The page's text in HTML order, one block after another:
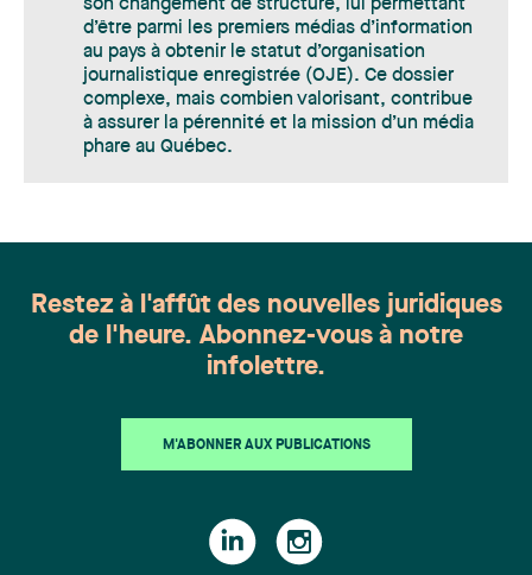
son changement de structure, lui permettant
d’être parmi les premiers médias d’information
au pays à obtenir le statut d’organisation
journalistique enregistrée (OJE). Ce dossier
complexe, mais combien valorisant, contribue
à assurer la pérennité et la mission d’un média
phare au Québec.
Restez à l'affût des nouvelles juridiques
de l'heure. Abonnez-vous à notre
infolettre.
M'ABONNER AUX PUBLICATIONS